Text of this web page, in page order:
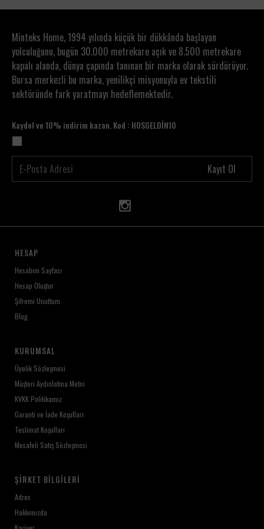
Minteks Home, 1994 yılında küçük bir dükkânda başlayan
yolculuğunu, bugün 30.000 metrekare açık ve 8.500 metrekare
kapalı alanda, dünya çapında tanınan bir marka olarak sürdürüyor.
Bursa merkezli bu marka, yenilikçi misyonuyla ev tekstili
sektöründe fark yaratmayı hedeflemektedir.
Kaydol ve 10% indirim kazan. Kod : HOSGELDİN10
Kayıt Ol
HESAP
Hesabım Sayfası
Hesap Oluştur
Şifremi Unuttum
Blog
KURUMSAL
Üyelik Sözleşmesi
Müşteri Aydınlatma Metni
KVKK Politikamız
Garanti ve İade Koşulları
Teslimat Koşulları
Mesafeli Satış Sözleşmesi
ŞIRKET BILGILERI
Adres
Hakkımızda